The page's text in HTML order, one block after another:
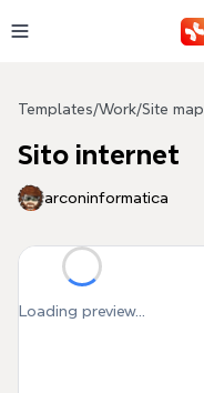
Templates/Work/Site map
Sito internet
arconinformatica
Loading preview...